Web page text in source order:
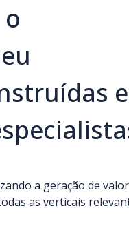
e
a geração de valor
as verticais